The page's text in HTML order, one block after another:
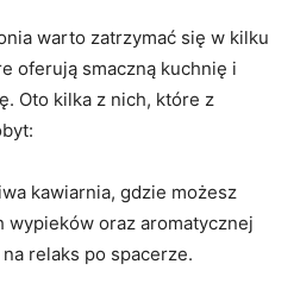
warto zatrzymać się w kilku
oferują smaczną kuchnię i
Oto kilka z nich, które z
kawiarnia, gdzie możesz
wypieków oraz aromatycznej
relaks po spacerze.